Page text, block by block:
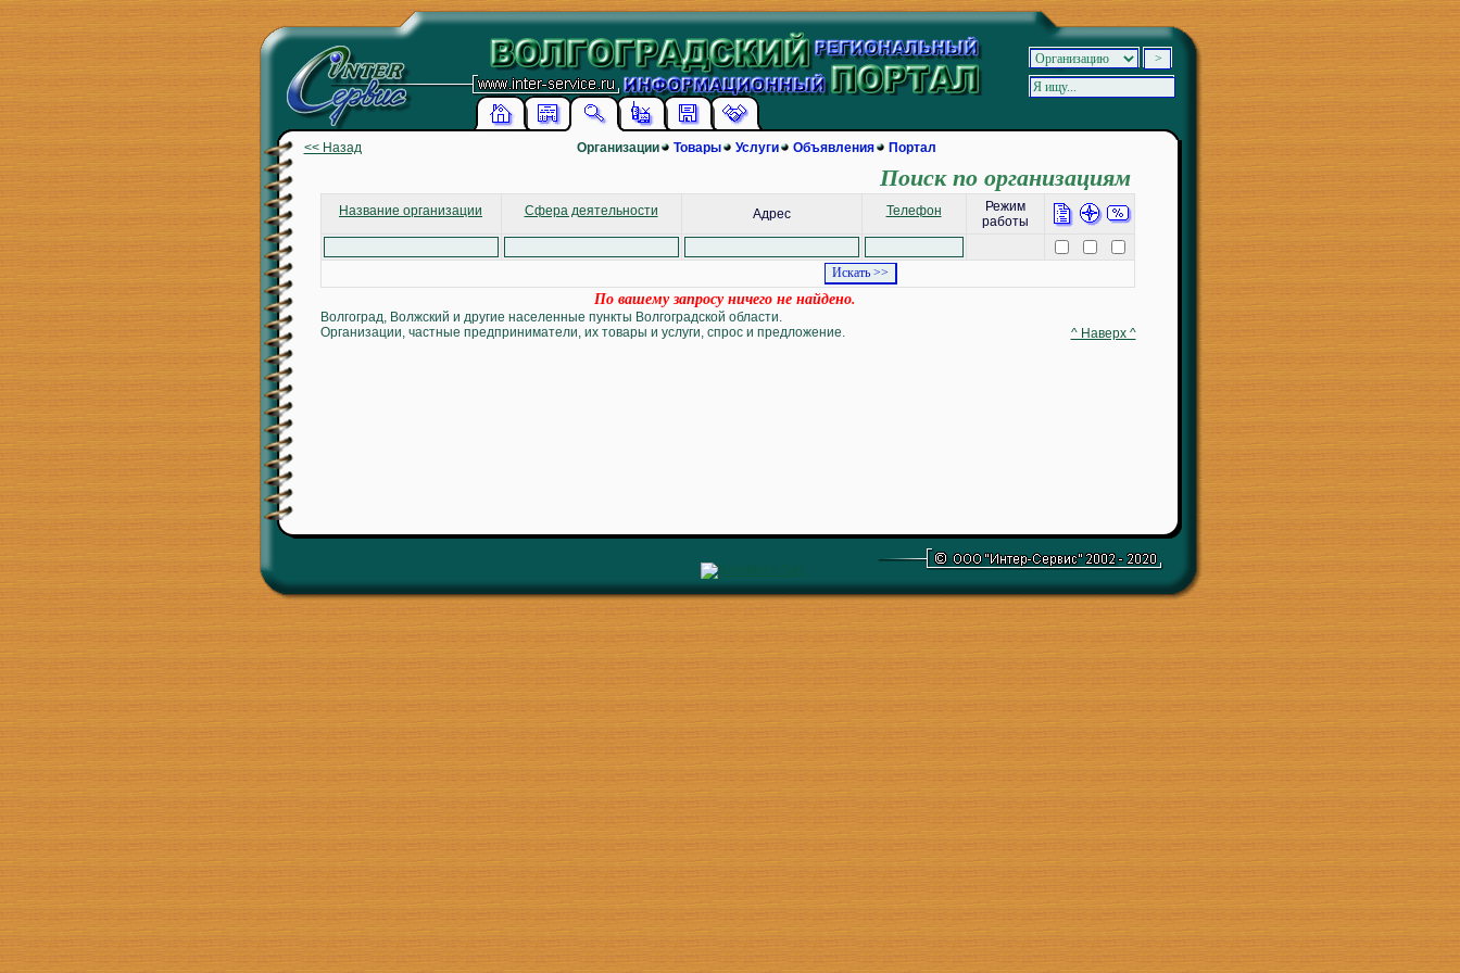
<< Назад Организации Товары Услуги Объявления Портал
Поиск по организациям
Название организации Сфера деятельности Адрес Телефон
Режим
работы
По вашему запросу ничего не найдено.
Волгоград, Волжский и другие населенные пункты Волгоградской области.
Организации, частные предприниматели, их товары и услуги, спрос и предложение.
^ Наверх ^